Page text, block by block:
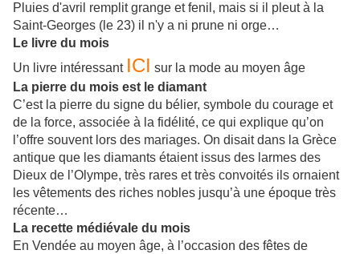
Pluies d'avril remplit grange et fenil, mais si il pleut à la
Saint-Georges (le 23) il n'y a ni prune ni orge…
Le livre du mois
Un livre intéressant ICI sur la mode au moyen âge
La pierre du mois est le diamant
C’est la pierre du signe du bélier, symbole du courage et
de la force, associée à la fidélité, ce qui explique qu’on
l’offre souvent lors des mariages. On disait dans la Grèce
antique que les diamants étaient issus des larmes des
Dieux de l’Olympe, très rares et très convoités ils ornaient
les vêtements des riches nobles jusqu’à une époque très
récente…
La recette médiévale du mois
En Vendée au moyen âge, à l’occasion des fêtes de